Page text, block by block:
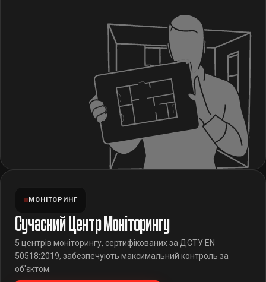
МОНІТОРИНГ
Сучасний Центр Моніторингу
5 центрів моніторингу, сертифікованих за ДСТУ EN
50518:2019, забезпечують максимальний контроль за
об'єктом.